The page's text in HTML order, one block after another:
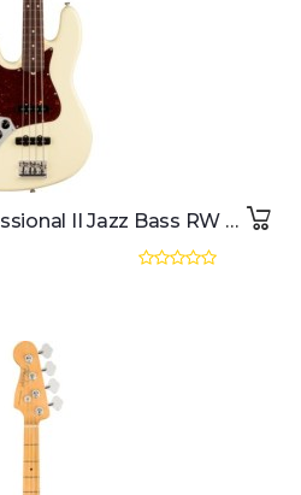
Fender American Professional II Jazz Bass RW LH (Olympic White)